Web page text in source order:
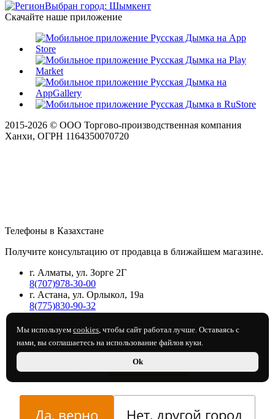
Мы используем cookies, чтобы сайт работал лучше. Оставаясь с
нами, вы соглашаетесь на использование файлов куки.
Ok
Выбран город: Шымкент
Скачайте наше приложение
2015-2026 © ООО Торгово-производственная компания
Ханхи, ОГРН 1164350070720
Телефоны в Казахстане
Получите консультацию от продавца в ближайшем магазине.
г. Алматы, ул. Зорге 2Г
8(707)978-30-00
г. Астана, ул. Орлыкол, 19а
8(775)830-90-32
Шымкент
Да, верно Нет, другой город